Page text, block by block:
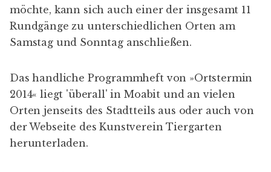
möchte, kann sich auch einer der insgesamt 11
Rundgänge zu unterschiedlichen Orten am
Samstag und Sonntag anschließen.
Das handliche Programmheft von »Ortstermin
2014« liegt 'überall' in Moabit und an vielen
Orten jenseits des Stadtteils aus oder auch von
der Webseite des Kunstverein Tiergarten
herunterladen.